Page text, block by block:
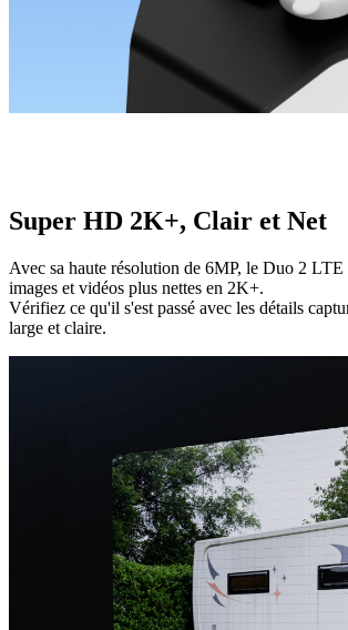
Super HD 2K+, Clair et Net
Avec sa haute résolution de 6MP, le Duo 2
images et vidéos plus nettes en 2K+.
Vérifiez ce qu'il s'est passé avec les détails
large et claire.